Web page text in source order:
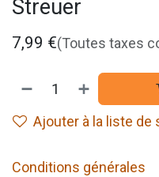
Streuer
7,99 €(Toutes taxes
Ajouter à la liste de
Conditions générales